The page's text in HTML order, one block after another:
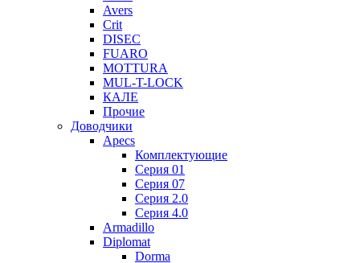
Avers
Crit
DISEC
FUARO
MOTTURA
MUL-T-LOCK
КАЛЕ
Прочие
Доводчики
Apecs
Комплектующие
Серия 01
Серия 07
Серия 2.0
Серия 4.0
Armadillo
Diplomat
Dorma